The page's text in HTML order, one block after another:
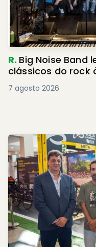
R. Big Noise Band
clássicos do rock
7 agosto 2026